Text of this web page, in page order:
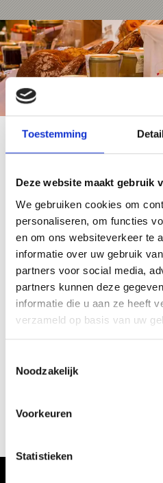
Toestemming
Deze website maakt gebruik
We gebruiken cookies om
personaliseren, om functies
en om ons websiteverkeer te
informatie over uw gebruik
partners voor social media,
partners kunnen deze
informatie die u aan ze heeft
verzameld op basis van uw
Noodzakelijk
Voorkeuren
Statistieken
Meer